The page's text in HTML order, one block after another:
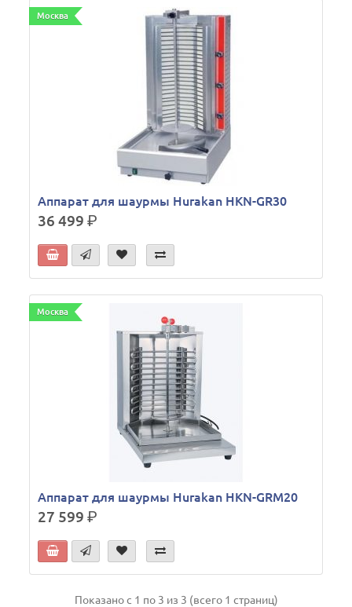
Москва
Аппарат для шаурмы Hurakan HKN-GR30
36 499р.
Москва
Аппарат для шаурмы Hurakan HKN-GRM20
27 599р.
Показано с 1 по 3 из 3 (всего 1 страниц)